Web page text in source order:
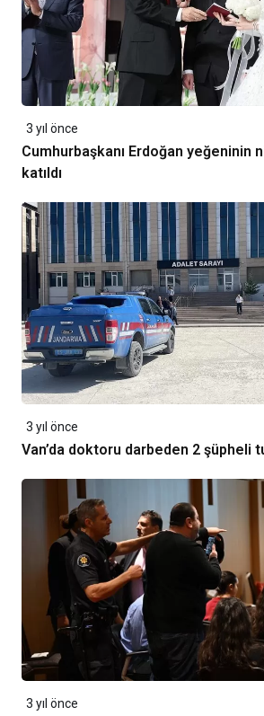
3 yıl önce
Cumhurbaşkanı Erdoğan yeğeninin
katıldı
3 yıl önce
Van’da doktoru darbeden 2 şüpheli
3 yıl önce